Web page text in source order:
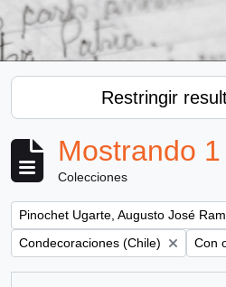
Restringir
Mostrando
Colecciones
Remove filter:
Pinochet Ugarte, Augusto José
Remove filter:
Condecoraciones (Chile) Con